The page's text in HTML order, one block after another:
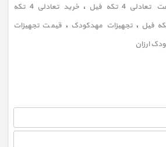
4 تکه فیل ،
خرید تعادلی 4 تکه
،تجهیزات مهدکودک ، قیمت تجهیزات
ارزان